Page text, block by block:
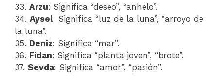
33. Arzu: Significa “deseo”, “anhelo”.
34. Aysel: Significa “luz de la luna”, “arroyo de
la luna”.
35. Deniz: Significa “mar”.
36. Fidan: Significa “planta joven”, “brote”.
37. Sevda: Significa “amor”, “pasión”.